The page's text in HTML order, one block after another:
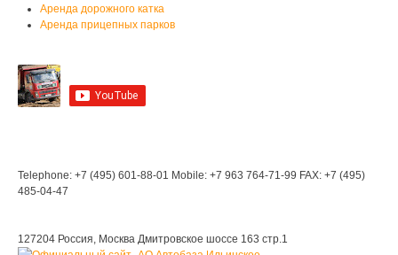
Аренда дорожного катка
Аренда прицепных парков
Telephone: +7 (495) 601-88-01 Mobile: +7 963 764-71-99 FAX: +7 (495)
485-04-47
127204 Россия, Москва Дмитровское шоссе 163 стр.1